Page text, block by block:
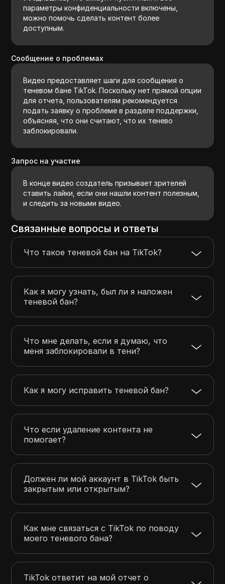
параметры конфиденциальности включены,
можно помочь сделать контент более
доступным.
Сообщение о проблемах
Видео предоставляет шаги для сообщения о
теневом бане TikTok. Поскольку нет прямой опции
для отчета, пользователям рекомендуется
подать заявку о проблеме в разделе поддержки,
объясняя, что они считают, что их тенево
заблокировали.
Запрос на участие
В конце видео создатель призывает зрителей
ставить лайки, если они нашли контент полезным,
и следить за новыми видео.
Связанные вопросы и ответы
Что такое теневой бан на TikTok?
Как я могу узнать, был ли я наложен
теневой бан?
Что мне делать, если я думаю, что
меня заблокировали в тени?
Как я могу исправить теневой бан?
Что если удаление контента не
помогает?
Должен ли мой аккаунт в TikTok быть
закрытым или открытым?
Как мне связаться с TikTok по поводу
моего теневого бана?
TikTok ответит на мой отчет о